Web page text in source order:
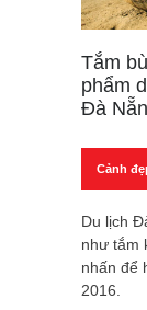
Tắm
phẩm
Đà
Cảnh
Du lịch
như tắm
nhấn để
2016.